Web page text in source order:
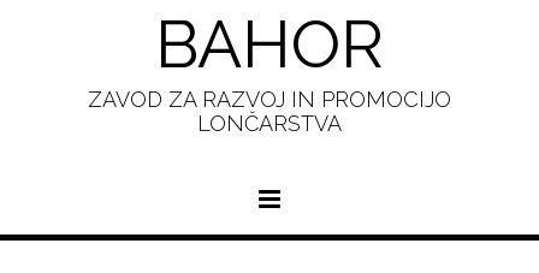
BAHOR
ZAVOD ZA RAZVOJ IN PROMOCIJO
LONČARSTVA